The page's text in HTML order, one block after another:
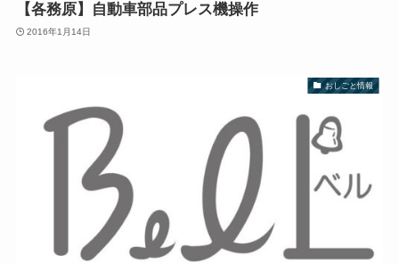
【各務原】自動車部品プレス機操作
2016年1月14日
おしごと情報